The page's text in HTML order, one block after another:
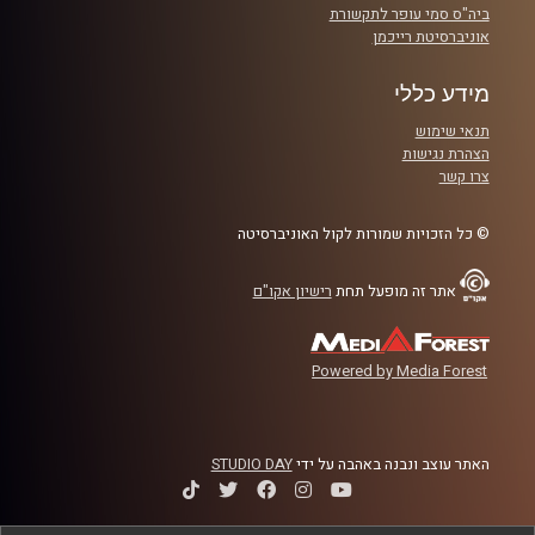
ביה"ס סמי עופר לתקשורת
אוניברסיטת רייכמן
מידע כללי
תנאי שימוש
הצהרת נגישות
צרו קשר
© כל הזכויות שמורות לקול האוניברסיטה
אתר זה מופעל תחת רישיון אקו"ם
Powered by Media Forest
האתר עוצב ונבנה באהבה על ידיSTUDIO DAY